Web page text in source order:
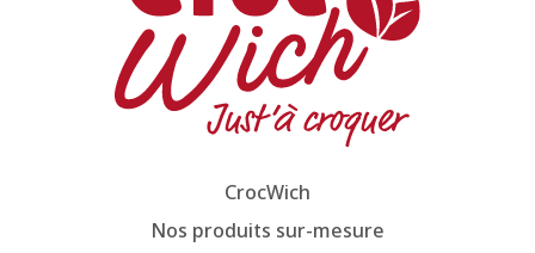
CrocWich
Nos produits sur-mesure